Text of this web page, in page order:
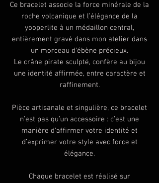
Ce bracelet associe la force minérale de la
roche volcanique et l’élégance de la
yooperlite à un médaillon central,
entièrement gravé dans mon atelier dans
un morceau d’ébène précieux.
Le crâne pirate sculpté, confère au bijou
une identité affirmée, entre caractère et
raffinement.
Pièce artisanale et singulière, ce bracelet
n’est pas qu’un accessoire : c’est une
manière d’affirmer votre identité et
d’exprimer votre style avec force et
élégance.
Chaque bracelet est réalisé sur